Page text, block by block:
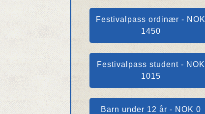
Festivalpass ordinær - NOK
1450
Festivalpass student - NOK
1015
Barn under 12 år - NOK 0